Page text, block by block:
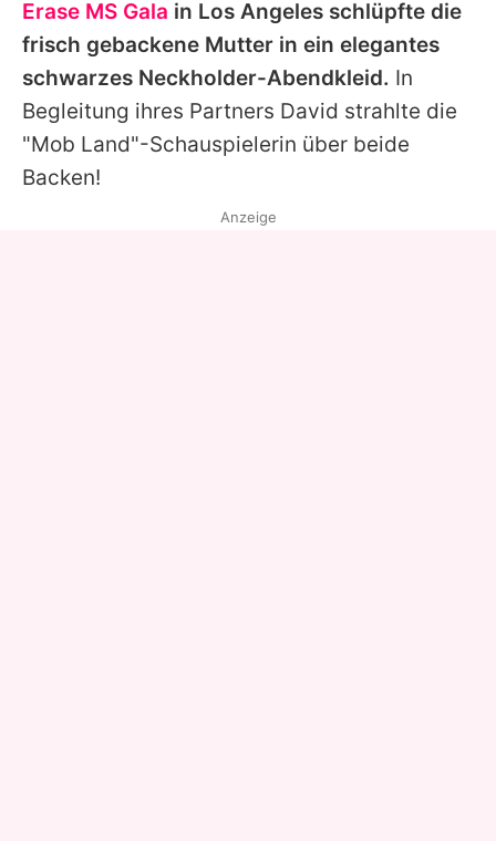
Erase MS Gala in Los Angeles schlüpfte die
frisch gebackene Mutter in ein elegantes
schwarzes Neckholder-Abendkleid. In
Begleitung ihres Partners David strahlte die
"Mob Land"-Schauspielerin über beide
Backen!
Anzeige